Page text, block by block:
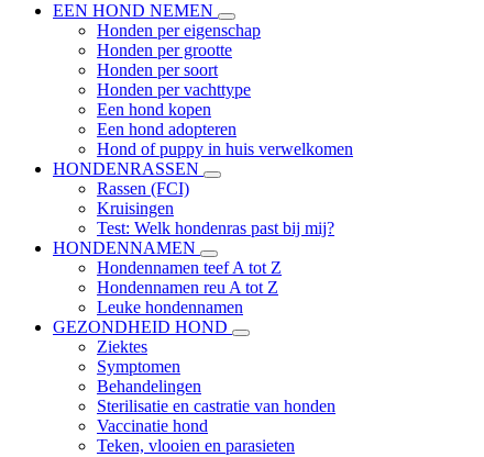
EEN HOND NEMEN
Honden per eigenschap
Honden per grootte
Honden per soort
Honden per vachttype
Een hond kopen
Een hond adopteren
Hond of puppy in huis verwelkomen
HONDENRASSEN
Rassen (FCI)
Kruisingen
Test: Welk hondenras past bij mij?
HONDENNAMEN
Hondennamen teef A tot Z
Hondennamen reu A tot Z
Leuke hondennamen
GEZONDHEID HOND
Ziektes
Symptomen
Behandelingen
Sterilisatie en castratie van honden
Vaccinatie hond
Teken, vlooien en parasieten